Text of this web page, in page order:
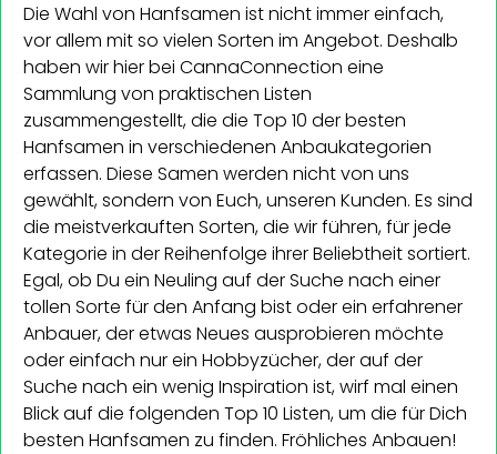
Die Wahl von Hanfsamen ist nicht immer einfach,
vor allem mit so vielen Sorten im Angebot. Deshalb
haben wir hier bei CannaConnection eine
Sammlung von praktischen Listen
zusammengestellt, die die Top 10 der besten
Hanfsamen in verschiedenen Anbaukategorien
erfassen. Diese Samen werden nicht von uns
gewählt, sondern von Euch, unseren Kunden. Es sind
die meistverkauften Sorten, die wir führen, für jede
Kategorie in der Reihenfolge ihrer Beliebtheit sortiert.
Egal, ob Du ein Neuling auf der Suche nach einer
tollen Sorte für den Anfang bist oder ein erfahrener
Anbauer, der etwas Neues ausprobieren möchte
oder einfach nur ein Hobbyzücher, der auf der
Suche nach ein wenig Inspiration ist, wirf mal einen
Blick auf die folgenden Top 10 Listen, um die für Dich
besten Hanfsamen zu finden. Fröhliches Anbauen!